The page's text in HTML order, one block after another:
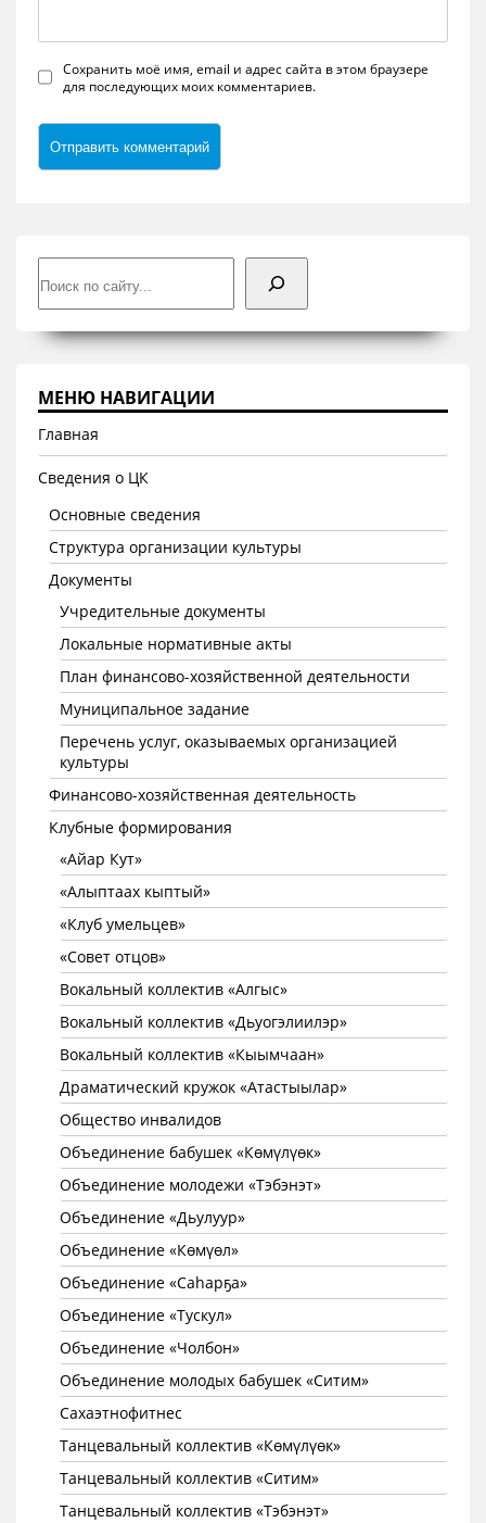
Сохранить моё имя, email и адрес сайта в этом браузере
для последующих моих комментариев.
МЕНЮ НАВИГАЦИИ
Главная
Сведения о ЦК
Основные сведения
Структура организации культуры
Документы
Учредительные документы
Локальные нормативные акты
План финансово-хозяйственной деятельности
Муниципальное задание
Перечень услуг, оказываемых организацией
культуры
Финансово-хозяйственная деятельность
Клубные формирования
«Айар Кут»
«Алыптаах кыптый»
«Клуб умельцев»
«Совет отцов»
Вокальный коллектив «Алгыс»
Вокальный коллектив «Дьуогэлиилэр»
Вокальный коллектив «Кыымчаан»
Драматический кружок «Атастыылар»
Общество инвалидов
Объединение бабушек «Көмүлүөк»
Объединение молодежи «Тэбэнэт»
Объединение «Дьулуур»
Объединение «Көмүөл»
Объединение «Саhарҕа»
Объединение «Тускул»
Объединение «Чолбон»
Объединение молодых бабушек «Ситим»
Сахаэтнофитнес
Танцевальный коллектив «Көмүлүөк»
Танцевальный коллектив «Ситим»
Танцевальный коллектив «Тэбэнэт»